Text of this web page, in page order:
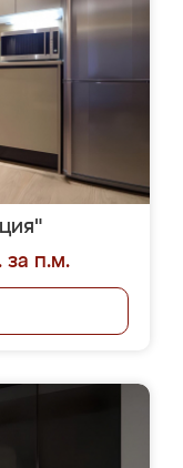
за п.м.